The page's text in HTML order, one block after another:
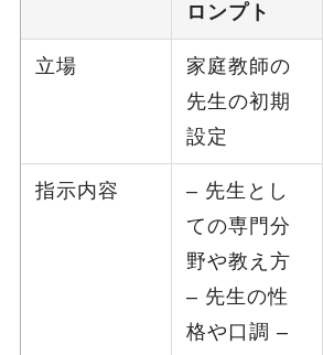
ロンプト
立場
家庭教師の
先生の初期
設定
指示内容
– 先生とし
ての専門分
野や教え方
– 先生の性
格や口調 –